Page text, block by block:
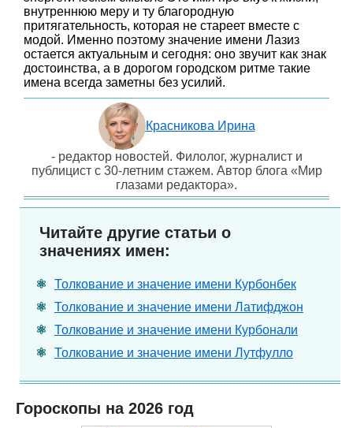
внутреннюю меру и ту благородную
притягательность, которая не стареет вместе с
модой. Именно поэтому значение имени Лазиз
остается актуальным и сегодня: оно звучит как знак
достоинства, а в дорогом городском ритме такие
имена всегда заметны без усилий.
Красникова Ирина
- редактор новостей. Филолог, журналист и
публицист с 30-летним стажем. Автор блога «Мир
глазами редактора».
Читайте другие статьи о
значениях имен:
Толкование и значение имени Курбонбек
Толкование и значение имени Латифджон
Толкование и значение имени Курбонали
Толкование и значение имени Лутфулло
Гороскопы на 2026 год